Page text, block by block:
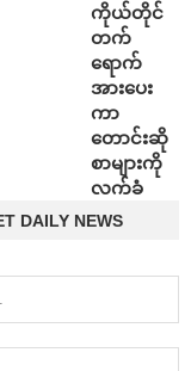
ကိုယ်တိုင်
တက်
ရောက်
အားပေး
ကာ
တောင်းဆို
စာများကို
လက်ခံ
DAILY NEWS